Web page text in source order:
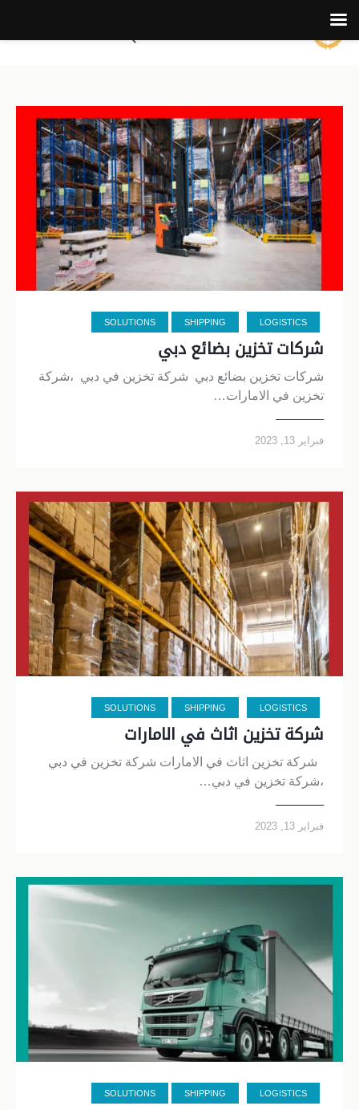
LOGISTICS
SHIPPING
SOLUTIONS
شركات تخزين بضائع دبي
شركات تخزين بضائع دبي شركة تخزين في دبي ،شركة
تخزين في الامارات…
فبراير 13, 2023
LOGISTICS
SHIPPING
SOLUTIONS
شركة تخزين اثاث في الامارات
شركة تخزين اثاث في الامارات شركة تخزين في دبي
،شركة تخزين في دبي…
فبراير 13, 2023
LOGISTICS
SHIPPING
SOLUTIONS